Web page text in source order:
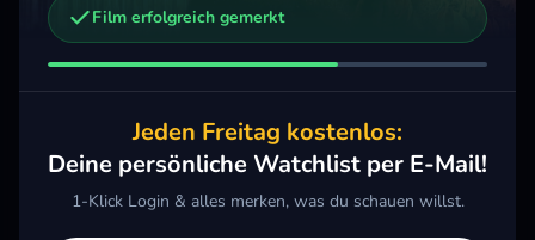
Weitere Trailer, die dich interessieren könnten
Jackass: Einer geht noch
2026 · Action, Komödie, Dokumentation
Mehr
Film erfolgreich gemerkt
Jeden Freitag kostenlos:
Deine persönliche Watchlist per E-Mail!
1-Klick Login & alles merken, was du schauen willst.